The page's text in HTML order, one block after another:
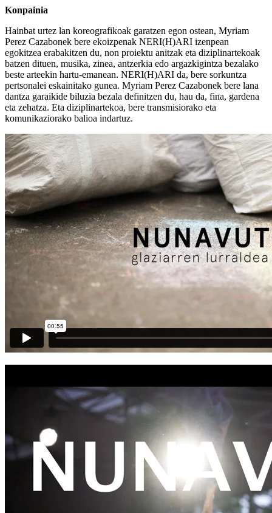
Konpainia
Hainbat urtez lan koreografikoak garatzen egon ostean, Myriam
Perez Cazabonek bere ekoizpenak NERI(H)ARI izenpean
egokitzea erabakitzen du, non proiektu anitzak eta diziplinartekoak
batzen dituen, musika, zinea, antzerkia edo argazkigintza bezalako
beste arteekin hartu-emanean. NERI(H)ARI da, bere sorkuntza
pertsonalei eskainitako gunea. Myriam Perez Cazabonek bere lana
dantza garaikide biluzia bezala definitzen du, hau da, fina, gardena
eta zehatza. Eta diziplinartekoa, bere transmisiorako eta
komunikaziorako balioa indartuz.